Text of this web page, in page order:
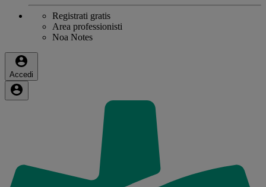
Registrati gratis
Area professionisti
Noa Notes
Accedi